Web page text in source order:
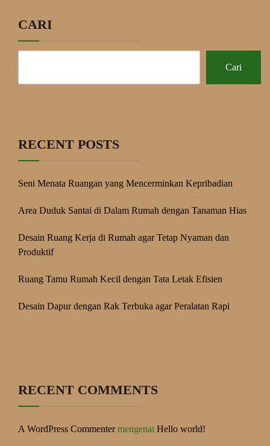
CARI
Cari
RECENT POSTS
Seni Menata Ruangan yang Mencerminkan Kepribadian
Area Duduk Santai di Dalam Rumah dengan Tanaman Hias
Desain Ruang Kerja di Rumah agar Tetap Nyaman dan
Produktif
Ruang Tamu Rumah Kecil dengan Tata Letak Efisien
Desain Dapur dengan Rak Terbuka agar Peralatan Rapi
RECENT COMMENTS
A WordPress Commentermengenai Hello world!